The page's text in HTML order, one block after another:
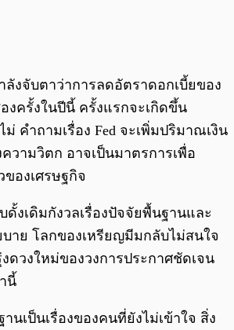
งจับตาว่าการลดอัตราดอกเบี้ยของ
งครั้งในปีนี้ ครั้งแรกจะเกิดขึ้น
คำถามเรื่อง Fed จะเพิ่มปริมาณเงิน
วามวิตก อาจเป็นมาตรการเพื่อ
องเศรษฐกิจ
งเดิมกังวลเรื่องปัจจัยพื้นฐานและ
บาย โลกของเหรียญมีมกลับไม่สนใจ
ดวงใหม่ของวงการประกาศชัดเจน
นี้
นเป็นเรื่องของคนที่ยังไม่เข้าใจ สิ่ง